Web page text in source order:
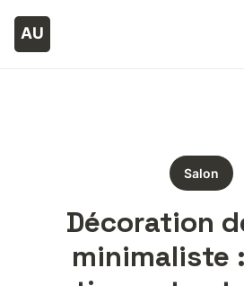
Salon
Décoration
minimaliste